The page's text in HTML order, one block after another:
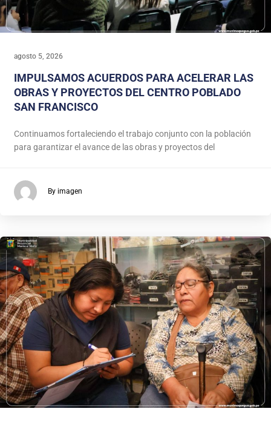
agosto 5, 2026
IMPULSAMOS ACUERDOS PARA ACELERAR LAS
OBRAS Y PROYECTOS DEL CENTRO POBLADO
SAN FRANCISCO
Continuamos fortaleciendo el trabajo conjunto con la población
para garantizar el avance de las obras y proyectos del
By imagen